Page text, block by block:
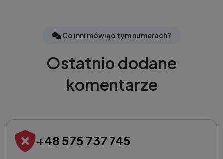
Co inni mówią o tym numerach?
Ostatnio dodane
komentarze
+48 575 737 745